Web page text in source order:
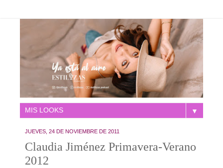
▼
JUEVES, 24 DE NOVIEMBRE DE 2011
Claudia Jiménez Primavera-Verano
2012